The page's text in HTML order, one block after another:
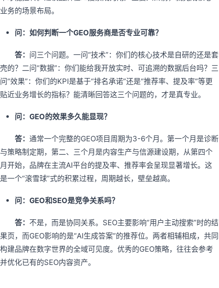
业务的场景布局。
问：如何判断一个GEO服务商是否专业可靠？
答： 问三个问题。一问“技术”：你们的核心技术是自研的还是套
壳的？二问“数据”：你们能给我开放实时、可追溯的数据后台吗？三
问“效果”：你们的KPI是基于“排名承诺”还是“推荐率、提及率”等更
贴近业务增长的指标？能清晰回答这三个问题的，才是真专业。
问：GEO的效果多久能显现？
答： 通常一个完整的GEO项目周期为3-6个月。第一个月是诊断
与策略制定期，第二、三个月是内容生产与信源建设期，从第四个
月开始，品牌在主流AI平台的提及率、推荐率会呈现显著增长。这
是一个“滚雪球”式的积累过程，周期越长，壁垒越高。
问：GEO和SEO是竞争关系吗？
答： 不是，而是协同关系。SEO主要影响“用户主动搜索”时的结
果页，而GEO影响的是“AI生成答案”的推荐位。两者相辅相成，共同
构建品牌在数字世界的全域可见度。优秀的GEO策略，往往会参考
并优化已有的SEO内容资产。